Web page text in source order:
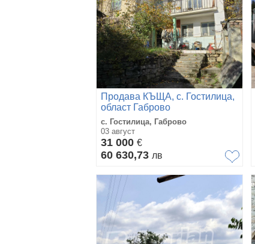
Продава КЪЩА, с. Гостилица,
област Габрово
с. Гостилица, Габрово
03 август
31 000 €
60 630,73 лв